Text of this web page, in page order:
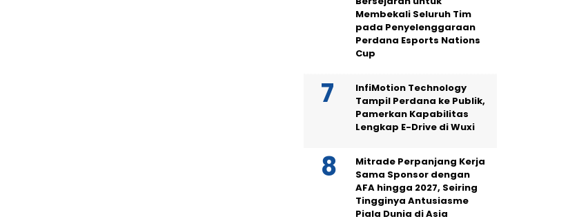
Membekali Seluruh Tim
pada Penyelenggaraan
Perdana Esports Nations
Cup
InfiMotion Technology
Tampil Perdana ke Publik,
Pamerkan Kapabilitas
Lengkap E-Drive di Wuxi
Mitrade Perpanjang Kerja
Sama Sponsor dengan
AFA hingga 2027, Seiring
Tingginya Antusiasme
Piala Dunia di Asia